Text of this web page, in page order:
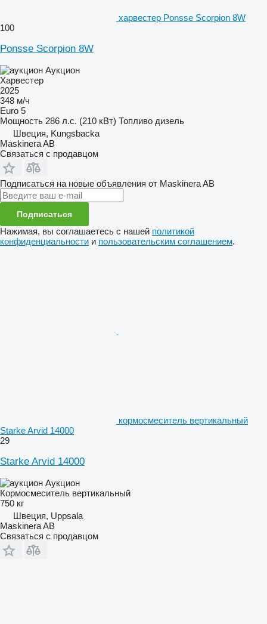
харвестер Ponsse Scorpion 8W
100
Ponsse Scorpion 8W
Аукцион
Харвестер
2025
348 м/ч
Euro 5
Мощность 286 л.с. (210 кВт) Топливо дизель
Швеция, Kungsbacka
Maskinera AB
Связаться с продавцом
Подписаться на новые объявления от Maskinera AB
Подписаться
Нажимая, вы соглашаетесь с нашей политикой
конфиденциальности и пользовательским соглашением.
кормосмеситель вертикальный
Starke Arvid 14000
29
Starke Arvid 14000
Аукцион
Кормосмеситель вертикальный
750 кг
Швеция, Uppsala
Maskinera AB
Связаться с продавцом